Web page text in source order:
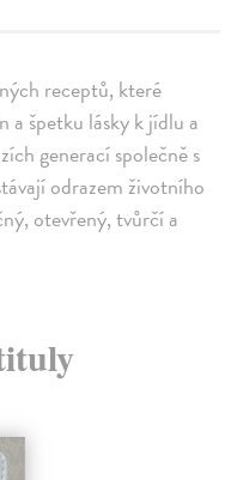
receptů, které
a špetku lásky k jídlu a
generací společně s
odrazem životního
otevřený, tvůrčí a